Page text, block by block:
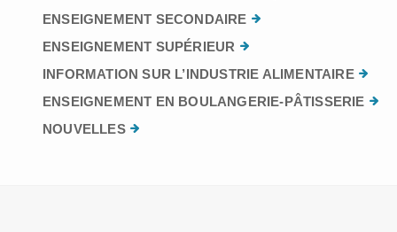
ENSEIGNEMENT SECONDAIRE
ENSEIGNEMENT SUPÉRIEUR
INFORMATION SUR L’INDUSTRIE ALIMENTAIRE
ENSEIGNEMENT EN BOULANGERIE-PÂTISSERIE
NOUVELLES